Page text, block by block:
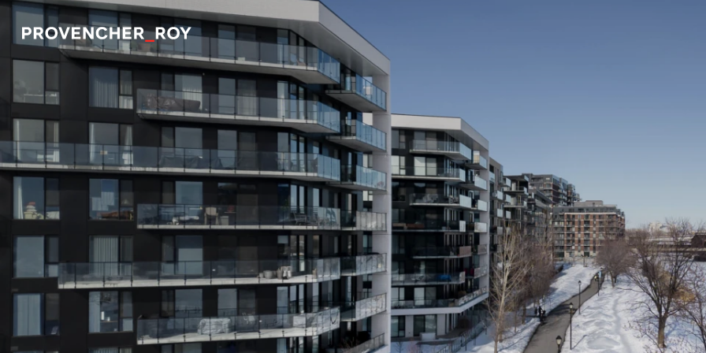
Projets
Expertise
Engagement responsable
Studio
Équipe
Prix et distinctions
Actualités